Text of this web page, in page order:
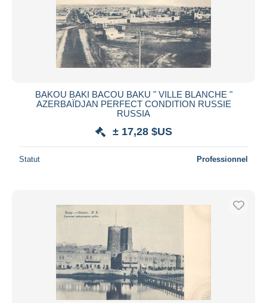
BAKOU BAKI BACOU BAKU " VILLE BLANCHE "
AZERBAÏDJAN PERFECT CONDITION RUSSIE
RUSSIA
± 17,28 $US
Statut Professionnel